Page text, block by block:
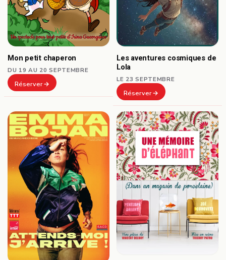
Mon petit chaperon
DU 19 AU 20 SEPTEMBRE
Réserver
Les aventures cosmiques de
Lola
LE 23 SEPTEMBRE
Réserver